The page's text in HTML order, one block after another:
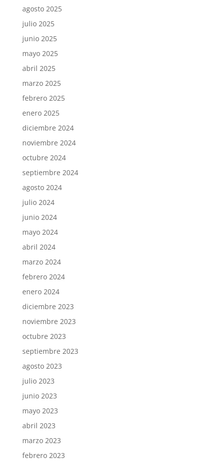
agosto 2025
julio 2025
junio 2025
mayo 2025
abril 2025
marzo 2025
febrero 2025
enero 2025
diciembre 2024
noviembre 2024
octubre 2024
septiembre 2024
agosto 2024
julio 2024
junio 2024
mayo 2024
abril 2024
marzo 2024
febrero 2024
enero 2024
diciembre 2023
noviembre 2023
octubre 2023
septiembre 2023
agosto 2023
julio 2023
junio 2023
mayo 2023
abril 2023
marzo 2023
febrero 2023